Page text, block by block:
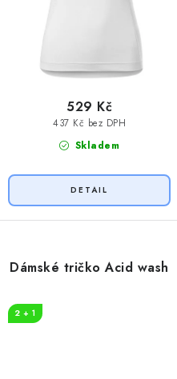
Skladem
437 Kč bez DPH
529 Kč
Dámské tričko Acid wash
2 + 1